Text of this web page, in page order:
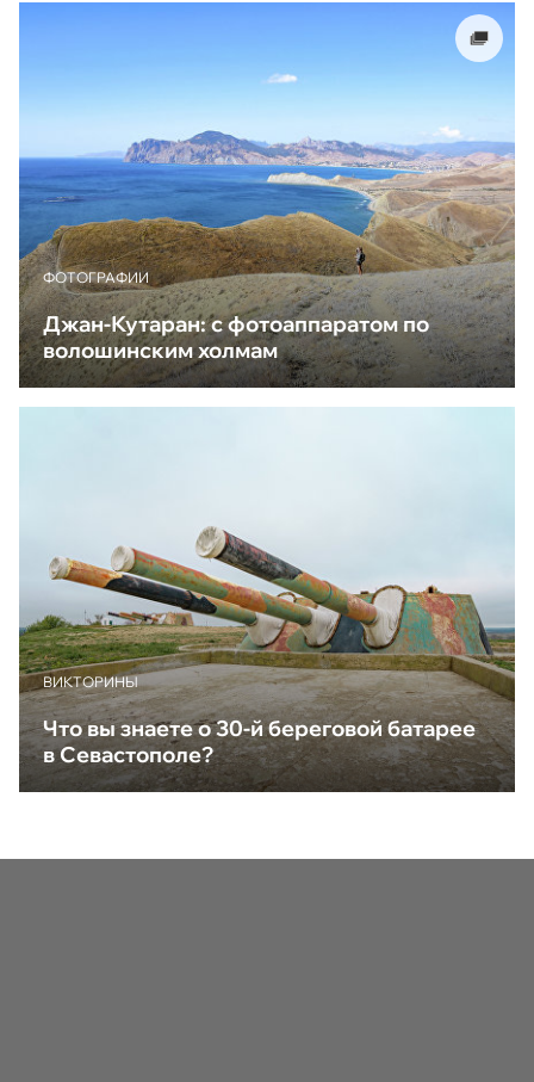
ФОТОГРАФИИ
Джан-Кутаран: с фотоаппаратом по
волошинским холмам
ВИКТОРИНЫ
Что вы знаете о 30-й береговой батарее
в Севастополе?